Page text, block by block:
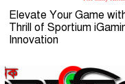
Elevate Your Game
Thrill of Sportium
Innovation